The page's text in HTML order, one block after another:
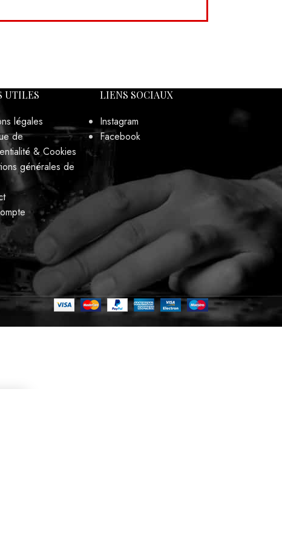
UTILES
légales
de
& Cookies
générales de
LIENS SOCIAUX
Instagram
Facebook